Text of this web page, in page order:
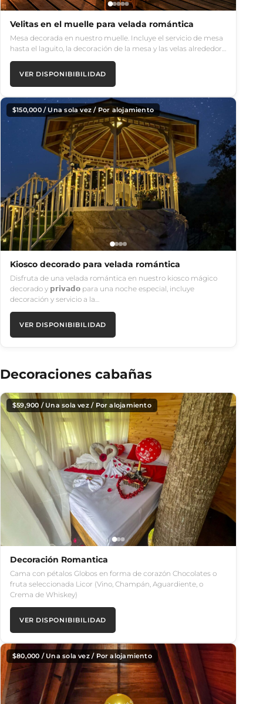
Velitas en el muelle para velada romántica
Mesa decorada en nuestro muelle. Incluye el servicio de mesa
hasta el laguito, la decoración de la mesa y las velas alrededor…
VER DISPONIBIBILIDAD
$150,000/ Una sola vez / Por alojamiento
Kiosco decorado para velada romántica
Disfruta de una velada romántica en nuestro kiosco mágico
decorado y 𝗽𝗿𝗶𝘃𝗮𝗱𝗼 para una noche especial, incluye
decoración y servicio a la…
VER DISPONIBIBILIDAD
Decoraciones cabañas
$59,900 / Una sola vez / Por alojamiento
Decoración Romantica
Cama con pétalos Globos en forma de corazón Chocolates o
fruta seleccionada Licor (Vino, Champán, Aguardiente, o
Crema de Whiskey)
VER DISPONIBIBILIDAD
$80,000 / Una sola vez / Por alojamiento